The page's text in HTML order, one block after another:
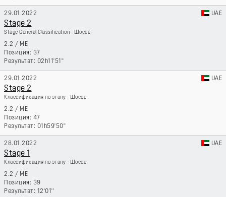
29.01.2022 UAE
Stage 2
Stage General Classification - Шоссе
2.2 / ME
37
02h11'51''
29.01.2022 UAE
Stage 2
Классификация по этапу - Шоссе
2.2 / ME
47
01h59'50''
28.01.2022 UAE
Stage 1
Классификация по этапу - Шоссе
2.2 / ME
39
12'01''